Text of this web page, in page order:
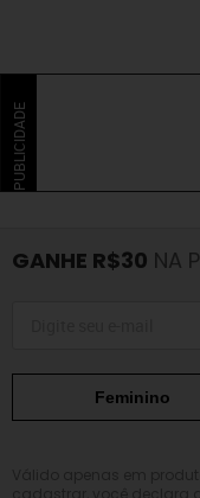
PUBLICIDADE
GANHE R$30 NA
Feminino